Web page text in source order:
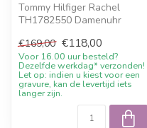
Tommy Hilfiger Rachel
TH1782550 Damenuhr
10% Willkomm...
€169,00 €118,00
Voor 16.00 uur besteld?
Dezelfde werkdag* verzonden!
Let op: indien u kiest voor een
gravure, kan de levertijd iets
langer zijn.